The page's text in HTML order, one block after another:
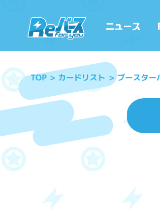
TOP カードリスト ブースター